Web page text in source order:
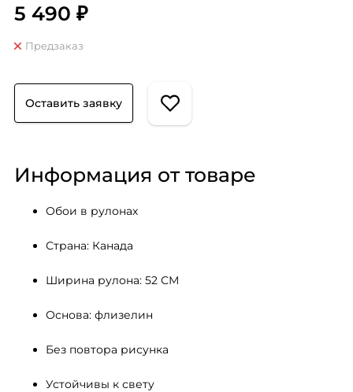
5 490 ₽
Предзаказ
Оставить заявку
Информация от товаре
Обои в рулонах
Страна: Канада
Ширина рулона: 52 СМ
Основа: флизелин
Без повтора рисунка
Устойчивы к свету